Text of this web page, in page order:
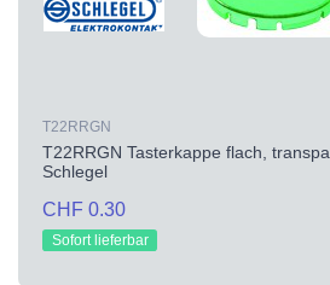
T22RRGN
T22RRGN Tasterkappe flach,
Schlegel
CHF 0.30
Sofort lieferbar